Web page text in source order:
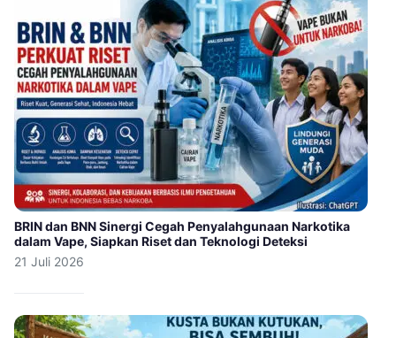
BRIN dan BNN Sinergi Cegah Penyalahgunaan Narkotika
dalam Vape, Siapkan Riset dan Teknologi Deteksi
21 Juli 2026